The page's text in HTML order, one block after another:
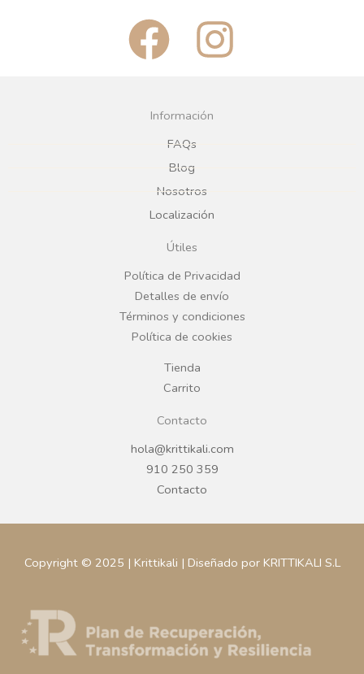
F
a
c
e
b
o
o
k
I
n
g
r
a
Información
FAQs
Blog
Nosotros
Localización
Útiles
Política de Privacidad
Detalles de envío
Términos y condiciones
Política de cookies
Tienda
Carrito
Contacto
hola@krittikali.com
910 250 359
Contacto
Copyright © 2025 | Krittikali | Diseñado por KRITTIKALI S.L